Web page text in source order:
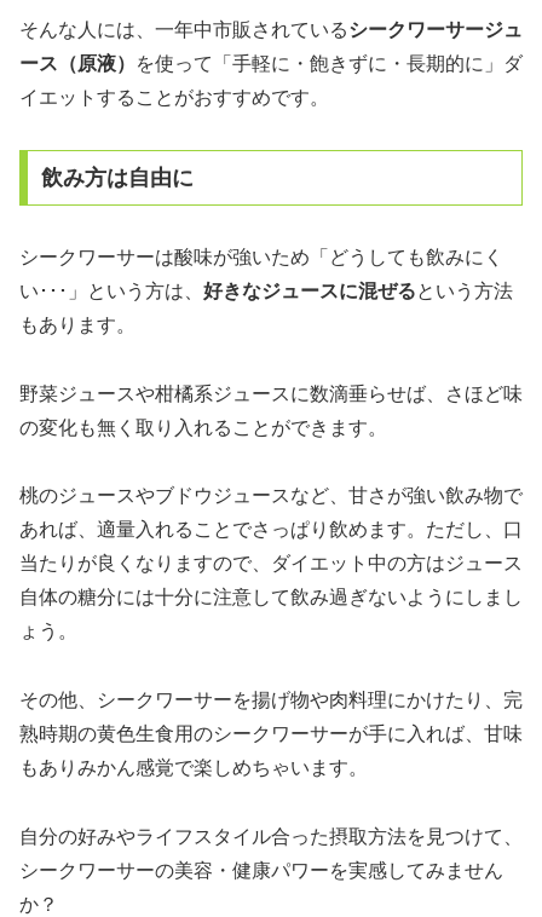
そんな人には、一年中市販されているシークワーサージュ
ース（原液）
を使って「手軽に・飽きずに・長期的に」ダ
イエットすることがおすすめです。
飲み方は自由に
シークワーサーは酸味が強いため「どうしても飲みにく
い･･･」という方は、 好きなジュースに混ぜるという方法
もあります。
野菜ジュースや柑橘系ジュースに数滴垂らせば、さほど味
の変化も無く取り入れることができます。
桃のジュースやブドウジュースなど、甘さが強い飲み物で
あれば、適量入れることでさっぱり飲めます。ただし、口
当たりが良くなりますので、ダイエット中の方はジュース
自体の糖分には十分に注意して飲み過ぎないようにしまし
ょう。
その他、シークワーサーを揚げ物や肉料理にかけたり、完
熟時期の黄色生食用のシークワーサーが手に入れば、甘味
もありみかん感覚で楽しめちゃいます。
自分の好みやライフスタイル合った摂取方法を見つけて、
シークワーサーの美容・健康パワーを実感してみません
か？